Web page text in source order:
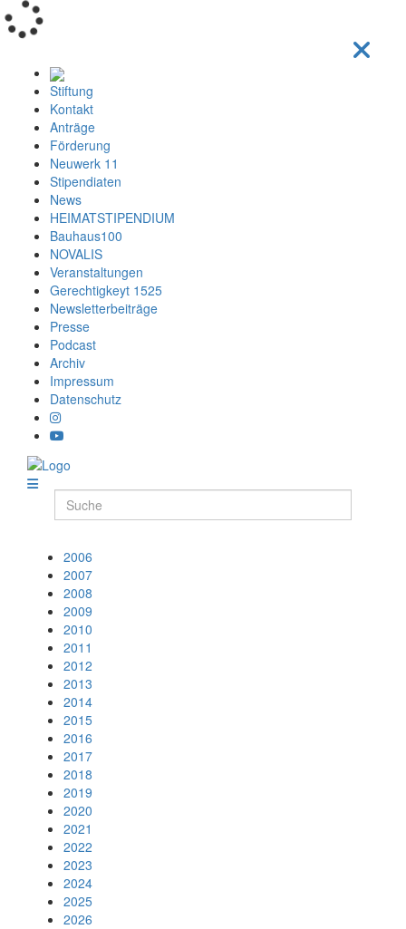
Stiftung
Kontakt
Anträge
Förderung
Neuwerk 11
Stipendiaten
News
HEIMATSTIPENDIUM
Bauhaus100
NOVALIS
Veranstaltungen
Gerechtigkeyt 1525
Newsletterbeiträge
Presse
Podcast
Archiv
Impressum
Datenschutz
2006
2007
2008
2009
2010
2011
2012
2013
2014
2015
2016
2017
2018
2019
2020
2021
2022
2023
2024
2025
2026